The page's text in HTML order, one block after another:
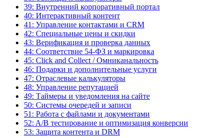
39: Внутренний корпоративный портал
40: Интерактивный контент
41: Управление контактами и CRM
42: Специальные цены и скидки
43: Верификация и проверка данных
44: Соответствие 54-ФЗ и маркировка
45: Click and Collect / Омниканальность
46: Подарки и дополнительные услуги
47: Отраслевые калькуляторы
48: Управление репутацией
49: Таймеры и уведомления на сайте
50: Системы очередей и записи
51: Работа с файлами и документами
52: A/B тестирование и оптимизация конверсии
53: Защита контента и DRM